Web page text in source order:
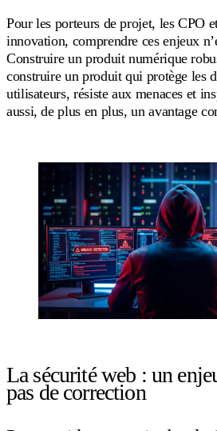
Pour les porteurs de projet, les CPO
innovation, comprendre ces enjeux
Construire un produit numérique
construire un produit qui protège les
utilisateurs, résiste aux menaces et
aussi, de plus en plus, un avantage
La sécurité web : un
pas de correction